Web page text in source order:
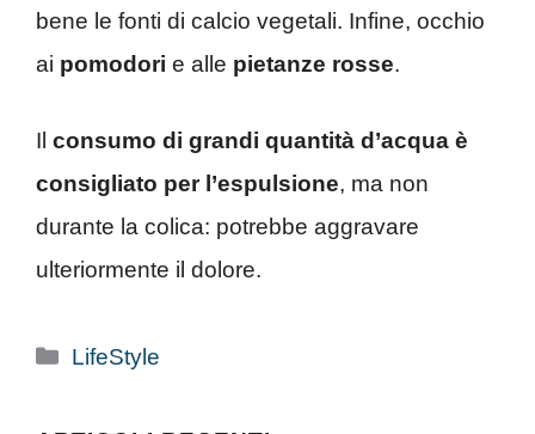
bene le fonti di calcio vegetali. Infine, occhio
ai pomodori e alle pietanze rosse.
Il consumo di grandi quantità d’acqua è
consigliato per l’espulsione, ma non
durante la colica: potrebbe aggravare
ulteriormente il dolore.
Categorie
LifeStyle